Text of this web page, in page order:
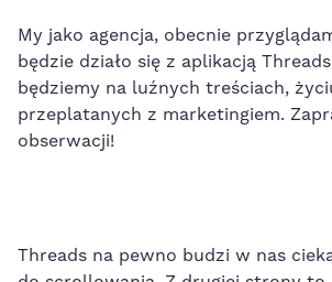
My jako agencja, obecnie
będzie działo się z aplikacją
będziemy na luźnych treściach,
przeplatanych z marketingiem.
obserwacji!
Threads na pewno budzi w nas